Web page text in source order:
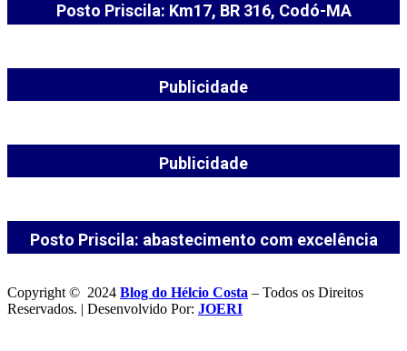
Posto Priscila: Km17, BR 316, Codó-MA
Publicidade
Publicidade
Posto Priscila: abastecimento com excelência
Copyright © 2024 Blog do Hélcio Costa – Todos os Direitos
Reservados. | Desenvolvido Por: JOERI